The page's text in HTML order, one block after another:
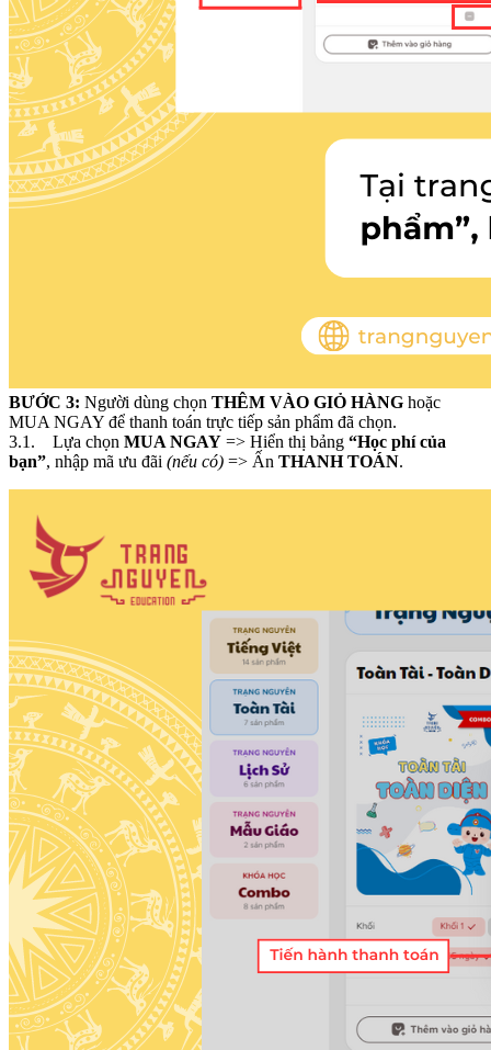
BƯỚC 3: Người dùng chọn THÊM VÀO GIỎ HÀNG hoặc
MUA NGAY để thanh toán trực tiếp sản phẩm đã chọn.
3.1. Lựa chọn MUA NGAY => Hiển thị bảng “Học phí của
bạn”, nhập mã ưu đãi (nếu có) => Ấn THANH TOÁN.